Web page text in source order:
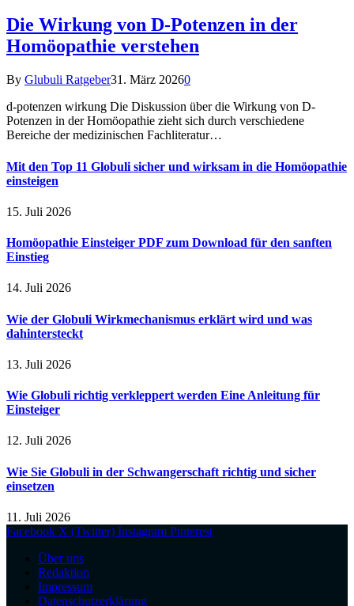
Die Wirkung von D-Potenzen in der
Homöopathie verstehen
By Glubuli Ratgeber31. März 20260
d-potenzen wirkung Die Diskussion über die Wirkung von D-
Potenzen in der Homöopathie zieht sich durch verschiedene
Bereiche der medizinischen Fachliteratur…
Mit den Top 11 Globuli sicher und wirksam in die Homöopathie
einsteigen
15. Juli 2026
Homöopathie Einsteiger PDF zum Download für den sanften
Einstieg
14. Juli 2026
Wie der Globuli Wirkmechanismus erklärt wird und was
dahintersteckt
13. Juli 2026
Wie Globuli richtig verkleppert werden Eine Anleitung für
Einsteiger
12. Juli 2026
Wie Sie Globuli in der Schwangerschaft richtig und sicher
einsetzen
11. Juli 2026
Facebook X (Twitter) Instagram Pinterest
Über uns
Redaktion
Impressum
Datenschutzerklärung